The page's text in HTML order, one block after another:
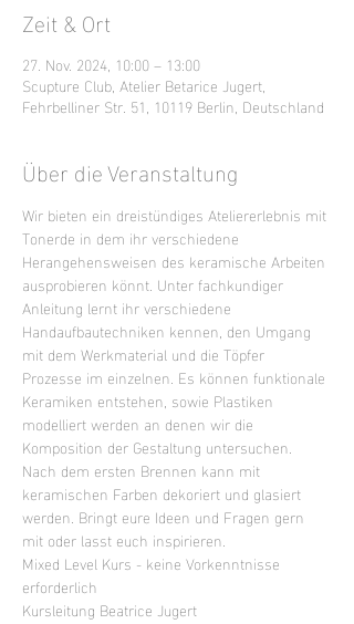
Zeit & Ort
27. Nov. 2024, 10:00 – 13:00
Scupture Club, Atelier Betarice Jugert,
Fehrbelliner Str. 51, 10119 Berlin, Deutschland
Über die Veranstaltung
Wir bieten ein dreistündiges Ateliererlebnis mit
Tonerde in dem ihr verschiedene
Herangehensweisen des keramische Arbeiten
ausprobieren könnt. Unter fachkundiger
Anleitung lernt ihr verschiedene
Handaufbautechniken kennen, den Umgang
mit dem Werkmaterial und die Töpfer
Prozesse im einzelnen. Es können funktionale
Keramiken entstehen, sowie Plastiken
modelliert werden an denen wir die
Komposition der Gestaltung untersuchen.
Nach dem ersten Brennen kann mit
keramischen Farben dekoriert und glasiert
werden. Bringt eure Ideen und Fragen gern
mit oder lasst euch inspirieren.
Mixed Level Kurs - keine Vorkenntnisse
erforderlich
Kursleitung Beatrice Jugert